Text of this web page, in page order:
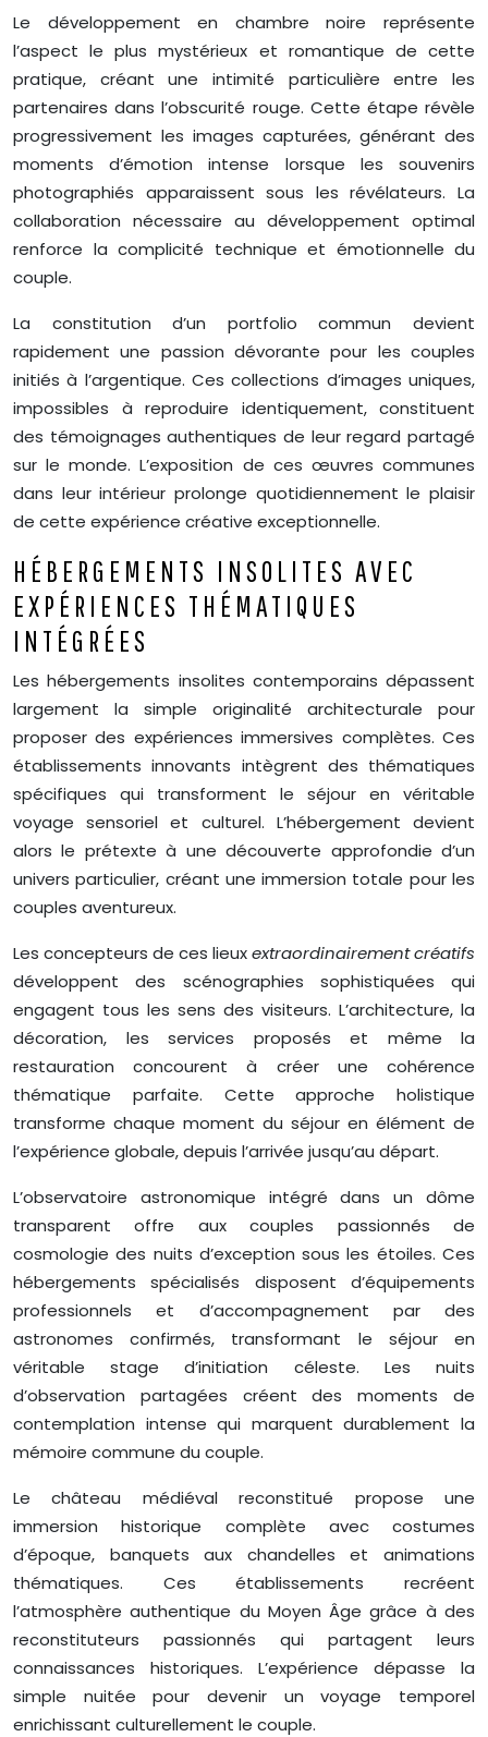
Le développement en chambre noire représente
l’aspect le plus mystérieux et romantique de cette
pratique, créant une intimité particulière entre les
partenaires dans l’obscurité rouge. Cette étape révèle
progressivement les images capturées, générant des
moments d’émotion intense lorsque les souvenirs
photographiés apparaissent sous les révélateurs. La
collaboration nécessaire au développement optimal
renforce la complicité technique et émotionnelle du
couple.
La constitution d’un portfolio commun devient
rapidement une passion dévorante pour les couples
initiés à l’argentique. Ces collections d’images uniques,
impossibles à reproduire identiquement, constituent
des témoignages authentiques de leur regard partagé
sur le monde. L’exposition de ces œuvres communes
dans leur intérieur prolonge quotidiennement le plaisir
de cette expérience créative exceptionnelle.
HÉBERGEMENTS INSOLITES AVEC
EXPÉRIENCES THÉMATIQUES
INTÉGRÉES
Les hébergements insolites contemporains dépassent
largement la simple originalité architecturale pour
proposer des expériences immersives complètes. Ces
établissements innovants intègrent des thématiques
spécifiques qui transforment le séjour en véritable
voyage sensoriel et culturel. L’hébergement devient
alors le prétexte à une découverte approfondie d’un
univers particulier, créant une immersion totale pour les
couples aventureux.
Les concepteurs de ces lieuxextraordinairement créatifs
développent des scénographies sophistiquées qui
engagent tous les sens des visiteurs. L’architecture, la
décoration, les services proposés et même la
restauration concourent à créer une cohérence
thématique parfaite. Cette approche holistique
transforme chaque moment du séjour en élément de
l’expérience globale, depuis l’arrivée jusqu’au départ.
L’observatoire astronomique intégré dans un dôme
transparent offre aux couples passionnés de
cosmologie des nuits d’exception sous les étoiles. Ces
hébergements spécialisés disposent d’équipements
professionnels et d’accompagnement par des
astronomes confirmés, transformant le séjour en
véritable stage d’initiation céleste. Les nuits
d’observation partagées créent des moments de
contemplation intense qui marquent durablement la
mémoire commune du couple.
Le château médiéval reconstitué propose une
immersion historique complète avec costumes
d’époque, banquets aux chandelles et animations
thématiques. Ces établissements recréent
l’atmosphère authentique du Moyen Âge grâce à des
reconstituteurs passionnés qui partagent leurs
connaissances historiques. L’expérience dépasse la
simple nuitée pour devenir un voyage temporel
enrichissant culturellement le couple.